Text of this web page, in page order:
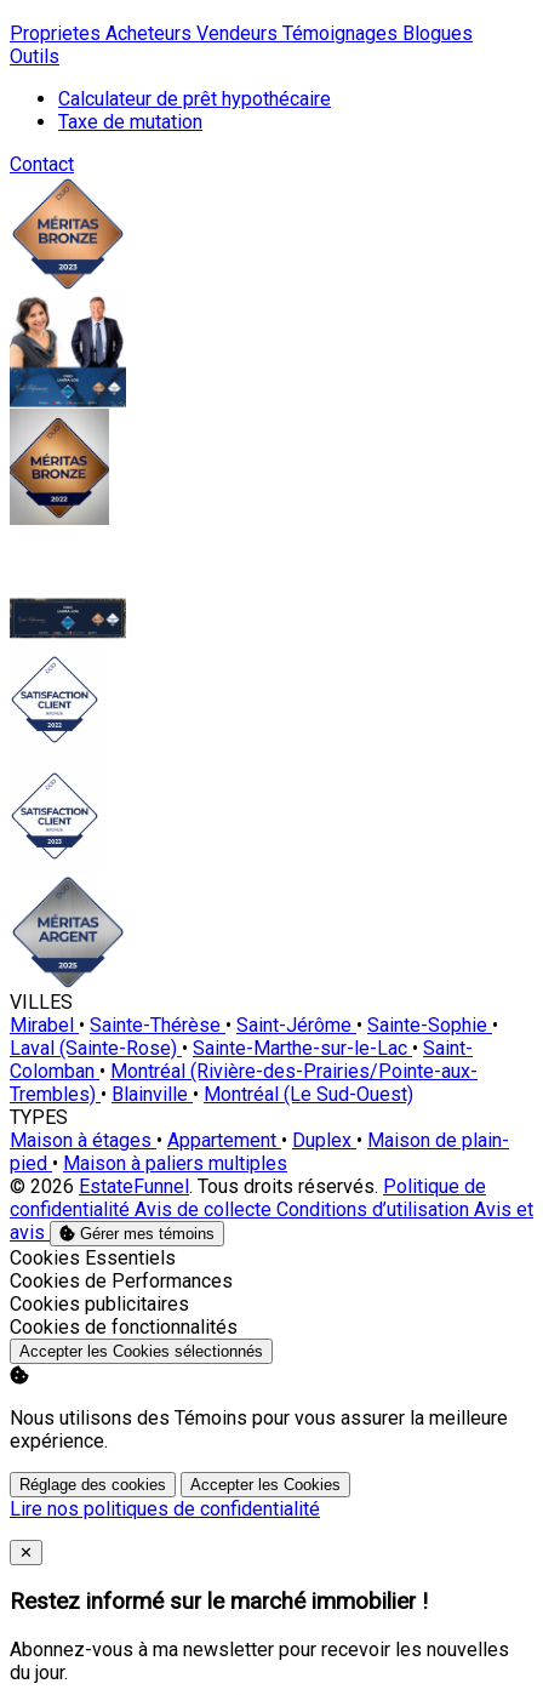
Proprietes Acheteurs Vendeurs Témoignages Blogues
Outils
Calculateur de prêt hypothécaire
Taxe de mutation
Contact
VILLES
Mirabel • Sainte-Thérèse • Saint-Jérôme • Sainte-Sophie •
Laval (Sainte-Rose) • Sainte-Marthe-sur-le-Lac • Saint-
Colomban • Montréal (Rivière-des-Prairies/Pointe-aux-
Trembles) • Blainville • Montréal (Le Sud-Ouest)
TYPES
Maison à étages • Appartement • Duplex • Maison de plain-
pied • Maison à paliers multiples
© 2026 EstateFunnel. Tous droits réservés. Politique de
confidentialité Avis de collecte Conditions d’utilisation Avis et
avis
Gérer mes témoins
Activer
Cookies Essentiels
Activer
Cookies de Performances
Activer
Cookies publicitaires
Activer
Cookies de fonctionnalités
Accepter les Cookies sélectionnés
Nous utilisons des Témoins pour vous assurer la meilleure
expérience.
Réglage des cookies Accepter les Cookies
Lire nos politiques de confidentialité
Close
✕
Restez informé sur le marché immobilier !
Abonnez-vous à ma newsletter pour recevoir les nouvelles
du jour.